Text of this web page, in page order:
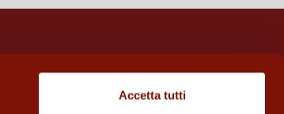
Accetta tutti
Email:info@orocashinvest.it